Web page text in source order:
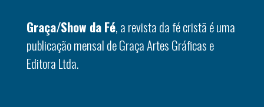
Graça/Show da Fé, a revista da fé cristã é uma
publicação mensal de Graça Artes Gráficas e
Editora Ltda.